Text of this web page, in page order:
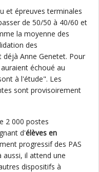
et épreuves terminales
de 50/50 à 40/60 et
la moyenne des
des
Anne Genetet. Pour
échoué au
à l'étude". Les
sont provisoirement
2 000 postes
d'élèves en
progressif des PAS
aussi, il attend une
dispositifs à